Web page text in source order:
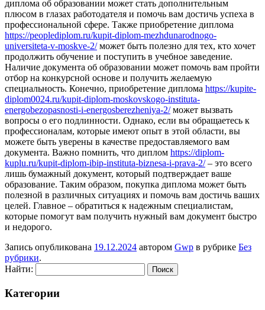
диплома об образовании может стать дополнительным
плюсом в глазах работодателя и помочь вам достичь успеха в
профессиональной сфере. Также приобретение диплома
https://peoplediplom.ru/kupit-diplom-mezhdunarodnogo-
universiteta-v-moskve-2/может быть полезно для тех, кто хочет
продолжить обучение и поступить в учебное заведение.
Наличие документа об образовании может помочь вам пройти
отбор на конкурсной основе и получить желаемую
специальность. Конечно, приобретение диплома https://kupite-
diplom0024.ru/kupit-diplom-moskovskogo-instituta-
energobezopasnosti-i-energosberezheniya-2/может вызвать
вопросы о его подлинности. Однако, если вы обращаетесь к
профессионалам, которые имеют опыт в этой области, вы
можете быть уверены в качестве предоставляемого вам
документа. Важно помнить, что диплом https://diplom-
kuplu.ru/kupit-diplom-ibip-instituta-biznesa-i-prava-2/– это всего
лишь бумажный документ, который подтверждает ваше
образование. Таким образом, покупка диплома может быть
полезной в различных ситуациях и помочь вам достичь ваших
целей. Главное – обратиться к надежным специалистам,
которые помогут вам получить нужный вам документ быстро
и недорого.
Запись опубликована 19.12.2024 автором Gwp в рубрике Без
рубрики.
Найти:
Категории